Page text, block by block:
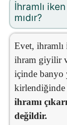
İhramlı
mıdır?
Evet, ihramlı
ihram giyilir
içinde banyo
ihramı
değildir.